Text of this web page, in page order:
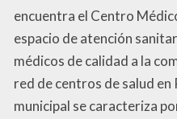
encuentra el Centro
espacio de atención
médicos de calidad a la
red de centros de salud
municipal se caracteriza